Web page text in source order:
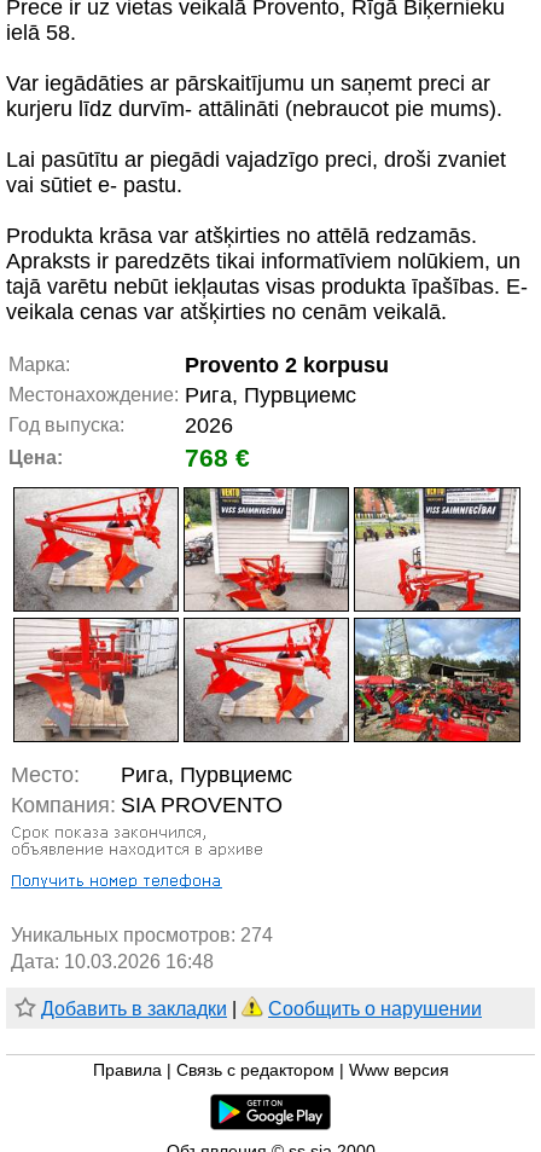
Prece ir uz vietas veikalā Provento, Rīgā Biķernieku
ielā 58.
Var iegādāties ar pārskaitījumu un saņemt preci ar
kurjeru līdz durvīm- attālināti (nebraucot pie mums).
Lai pasūtītu ar piegādi vajadzīgo preci, droši zvaniet
vai sūtiet e- pastu.
Produkta krāsa var atšķirties no attēlā redzamās.
Apraksts ir paredzēts tikai informatīviem nolūkiem, un
tajā varētu nebūt iekļautas visas produkta īpašības. E-
veikala cenas var atšķirties no cenām veikalā.
Марка: Provento 2 korpusu
Местонахождение: Рига, Пурвциемс
Год выпуска: 2026
Цена: 768 €
Место:
Рига, Пурвциемс
Компания: SIA PROVENTO
Уникальных просмотров: 274
Дата: 10.03.2026 16:48
Добавить в закладки Сообщить о нарушении
Правила Связь с редактором Www версия